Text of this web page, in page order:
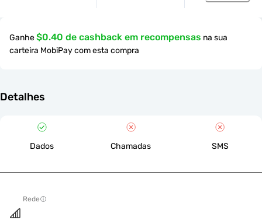
Ganhe$0.40 de cashback em recompensas na sua
carteira MobiPay com esta compra
Detalhes
Dados Chamadas SMS
Rede